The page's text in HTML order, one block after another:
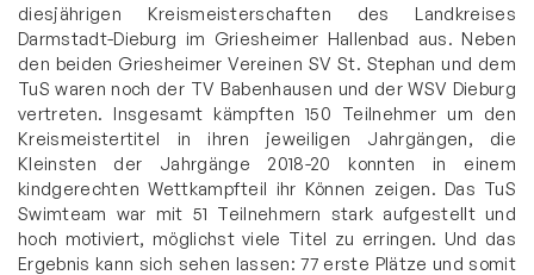
diesjährigen Kreismeisterschaften des Landkreises
Darmstadt-Dieburg im Griesheimer Hallenbad aus. Neben
den beiden Griesheimer Vereinen SV St. Stephan und dem
TuS waren noch der TV Babenhausen und der WSV Dieburg
vertreten. Insgesamt kämpften 150 Teilnehmer um den
Kreismeistertitel in ihren jeweiligen Jahrgängen, die
Kleinsten der Jahrgänge 2018-20 konnten in einem
kindgerechten Wettkampfteil ihr Können zeigen. Das TuS
Swimteam war mit 51 Teilnehmern stark aufgestellt und
hoch motiviert, möglichst viele Titel zu erringen. Und das
Ergebnis kann sich sehen lassen: 77 erste Plätze und somit